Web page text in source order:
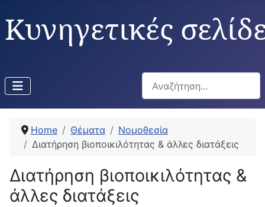
Κυνηγετικές
Αναζήτηση...
Home Θέματα
Νομοθεσία
Διατήρηση βιοποικιλότητας & άλλες διατάξεις
Διατήρηση βιοποικιλότητας &
άλλες διατάξεις